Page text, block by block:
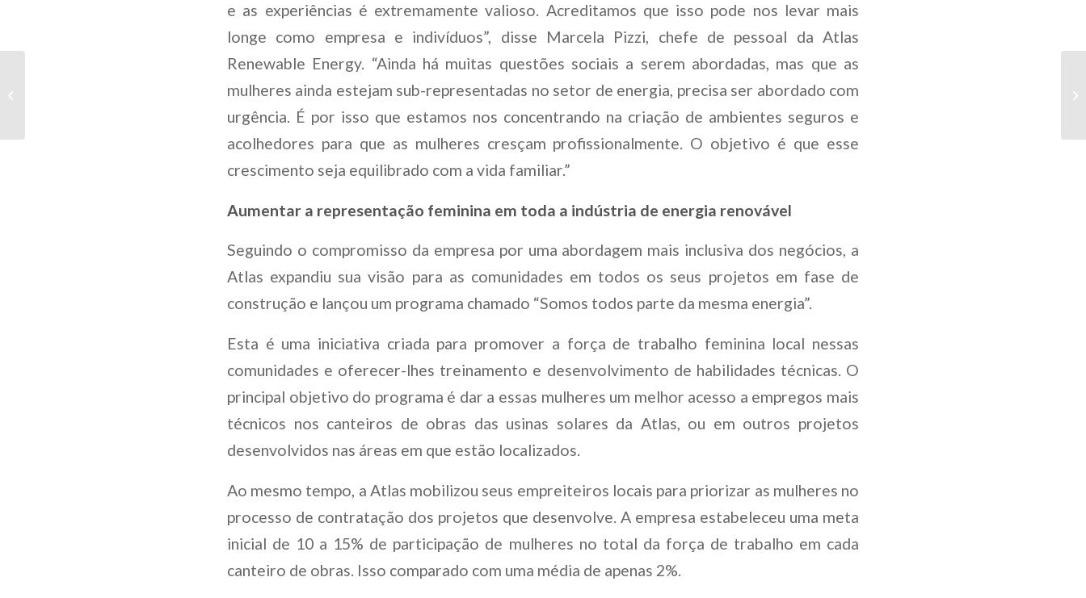
e as experiências é extremamente valioso. Acreditamos que isso pode nos levar mais
longe como empresa e indivíduos”, disse Marcela Pizzi, chefe de pessoal da Atlas
Renewable Energy. “Ainda há muitas questões sociais a serem abordadas, mas que as
mulheres ainda estejam sub-representadas no setor de energia, precisa ser abordado com
urgência. É por isso que estamos nos concentrando na criação de ambientes seguros e
acolhedores para que as mulheres cresçam profissionalmente. O objetivo é que esse
crescimento seja equilibrado com a vida familiar.”
Aumentar a representação feminina em toda a indústria de energia renovável
Seguindo o compromisso da empresa por uma abordagem mais inclusiva dos negócios, a
Atlas expandiu sua visão para as comunidades em todos os seus projetos em fase de
construção e lançou um programa chamado “Somos todos parte da mesma energia”.
Esta é uma iniciativa criada para promover a força de trabalho feminina local nessas
comunidades e oferecer-lhes treinamento e desenvolvimento de habilidades técnicas. O
principal objetivo do programa é dar a essas mulheres um melhor acesso a empregos mais
técnicos nos canteiros de obras das usinas solares da Atlas, ou em outros projetos
desenvolvidos nas áreas em que estão localizados.
Ao mesmo tempo, a Atlas mobilizou seus empreiteiros locais para priorizar as mulheres no
processo de contratação dos projetos que desenvolve. A empresa estabeleceu uma meta
inicial de 10 a 15% de participação de mulheres no total da força de trabalho em cada
canteiro de obras. Isso comparado com uma média de apenas 2%.